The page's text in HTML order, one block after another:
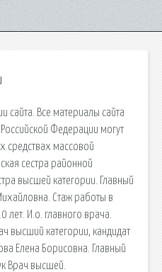
сайта. Все материалы сайта
Федерации могут
средствах массовой
сестра районной
высшей категории. Главный
Стаж работы в
лет. И.о. главного врача.
высший категории, кандидат
Елена Борисовна. Главный
Врач высшей.